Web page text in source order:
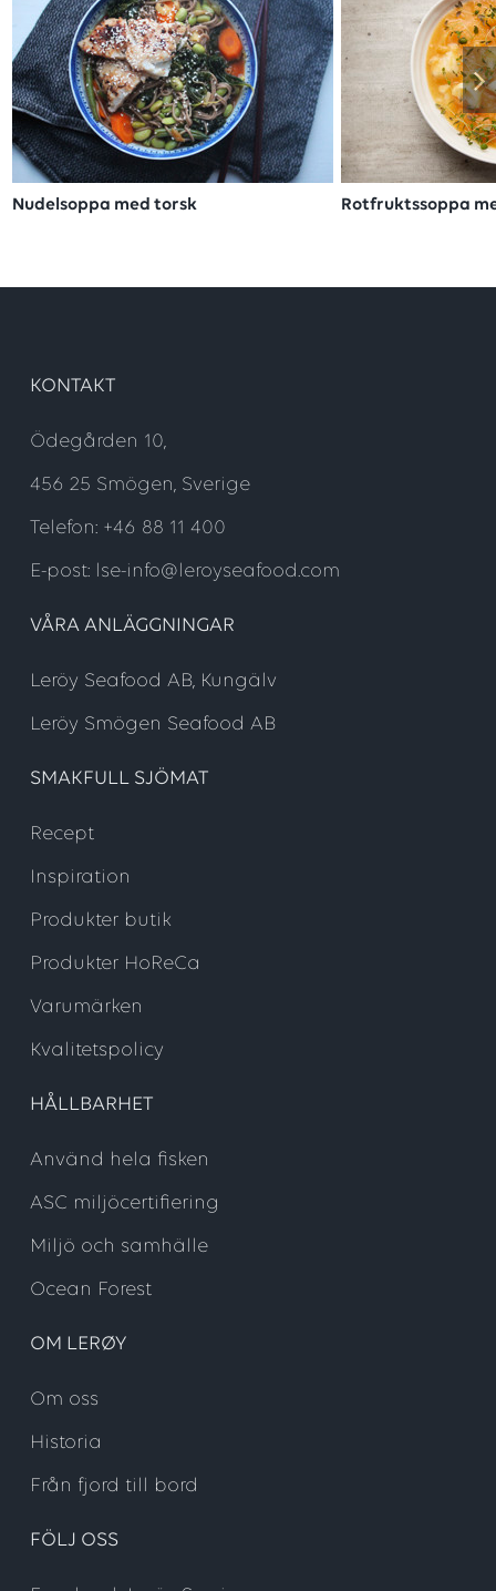
Nudelsoppa med torsk Rotfruktssoppa
KONTAKT
Ödegården 10,
456 25 Smögen, Sverige
Telefon: +46 88 11 400
E-post: lse-info@leroyseafood.com
VÅRA ANLÄGGNINGAR
Leröy Seafood AB, Kungälv
Leröy Smögen Seafood AB
SMAKFULL SJÖMAT
Recept
Inspiration
Produkter butik
Produkter HoReCa
Varumärken
Kvalitetspolicy
HÅLLBARHET
Använd hela fisken
ASC miljöcertifiering
Miljö och samhälle
Ocean Forest
OM LERØY
Om oss
Historia
Från fjord till bord
FÖLJ OSS